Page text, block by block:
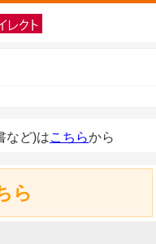
など)はこちらから
ら